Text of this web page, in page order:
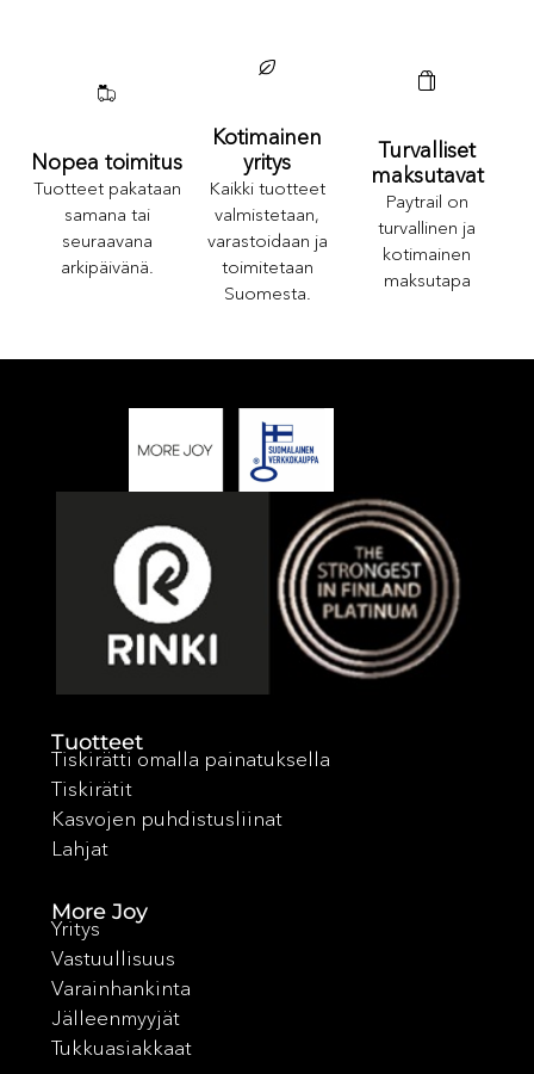
Nopea toimitus
Tuotteet pakataan
samana tai
seuraavana
arkipäivänä.
Kotimainen
yritys
Kaikki tuotteet
valmistetaan,
varastoidaan ja
toimitetaan
Suomesta.
Turvalliset
maksutavat
Paytrail on
turvallinen ja
kotimainen
maksutapa
Tuotteet
Tiskirätti omalla painatuksella
Tiskirätit
Kasvojen puhdistusliinat
Lahjat
More Joy
Yritys
Vastuullisuus
Varainhankinta
Jälleenmyyjät
Tukkuasiakkaat